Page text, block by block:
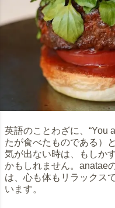
英語のことわざに、“You
たが食べたものである）
気が出ない時は、もしか
かもしれません。anatae
は、心も体もリラックス
います。